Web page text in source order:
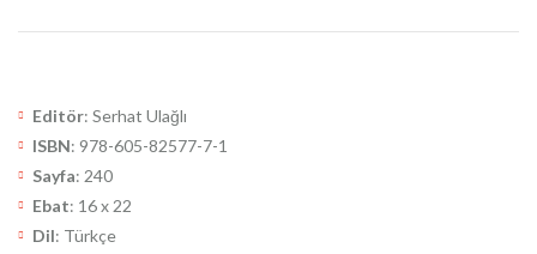
Editör: Serhat Ulağlı
ISBN: 978-605-82577-7-1
Sayfa: 240
Ebat: 16 x 22
Dil: Türkçe